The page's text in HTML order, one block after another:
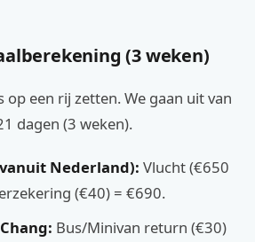
(3 weken)
op een rij zetten. We gaan uit van
dagen (3 weken).
Nederland): Vlucht (€650
(€40) = €690.
Bus/Minivan return (€30)